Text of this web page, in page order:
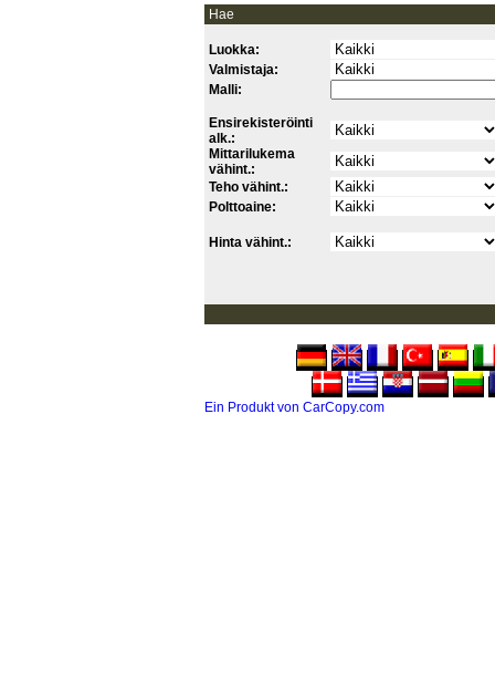
Hae
Luokka:
Valmistaja:
Malli:
Ensirekisteröinti
alk.:
Mittarilukema
vähint.:
Teho vähint.:
Polttoaine:
Hinta vähint.:
Ein Produkt von CarCopy.com